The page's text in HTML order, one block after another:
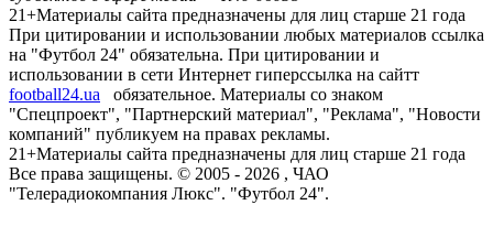
21+Материалы сайта предназначены для лиц старше 21 года
При цитировании и использовании любых материалов ссылка
на "Футбол 24" обязательна. При цитировании и
использовании в сети Интернет гиперссылка на сайтт
football24.ua
обязательное. Материалы со знаком
"Спецпроект", "Партнерский материал", "Реклама", "Новости
компаний" публикуем на правах рекламы.
21+Материалы сайта предназначены для лиц старше 21 года
Все права защищены. © 2005 - 2026 , ЧАО
"Телерадиокомпания Люкс". "Футбол 24".